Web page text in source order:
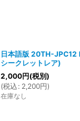
日本語版 20TH-
シークレットレア)
2,000円(税別)
(税込 : 2,200円)
在庫なし